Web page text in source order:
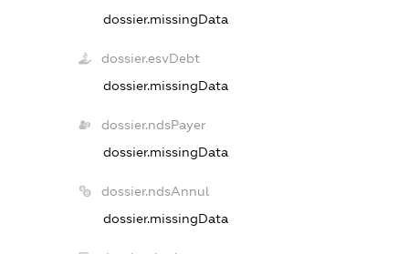
dossier.missingData
dossier.esvDebt
dossier.missingData
dossier.ndsPayer
dossier.missingData
dossier.ndsAnnul
dossier.missingData